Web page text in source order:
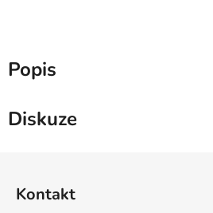
Popis
Diskuze
Kontakt